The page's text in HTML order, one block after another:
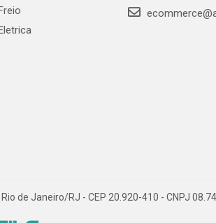
de Janeiro/RJ - CEP 20.920-410 - CNPJ